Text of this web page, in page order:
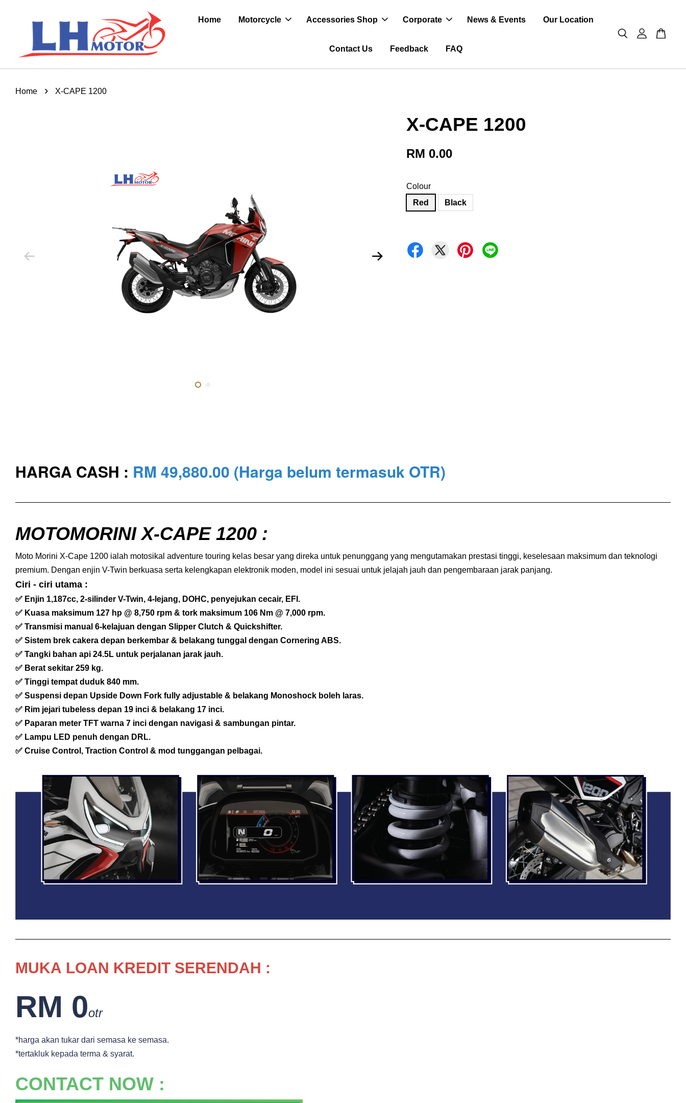
Home Motorcycle Accessories Shop Corporate News & Events Our Location
Contact Us Feedback FAQ
Home › X-CAPE 1200
X-CAPE 1200
RM 0.00
Colour
Red
Black
HARGA CASH : RM 49,880.00 (Harga belum termasuk OTR)
MOTOMORINI X-CAPE 1200 :
Moto Morini X-Cape 1200 ialah motosikal adventure touring kelas besar yang direka untuk penunggang yang mengutamakan prestasi tinggi, keselesaan maksimum dan teknologi
premium. Dengan enjin V-Twin berkuasa serta kelengkapan elektronik moden, model ini sesuai untuk jelajah jauh dan pengembaraan jarak panjang.
Ciri - ciri utama :
✅ Enjin 1,187cc, 2-silinder V-Twin, 4-lejang, DOHC, penyejukan cecair, EFI.
✅ Kuasa maksimum 127 hp @ 8,750 rpm & tork maksimum 106 Nm @ 7,000 rpm.
✅ Transmisi manual 6-kelajuan dengan Slipper Clutch & Quickshifter.
✅ Sistem brek cakera depan berkembar & belakang tunggal dengan Cornering ABS.
✅ Tangki bahan api 24.5L untuk perjalanan jarak jauh.
✅ Berat sekitar 259 kg.
✅ Tinggi tempat duduk 840 mm.
✅ Suspensi depan Upside Down Fork fully adjustable & belakang Monoshock boleh laras.
✅ Rim jejari tubeless depan 19 inci & belakang 17 inci.
✅ Paparan meter TFT warna 7 inci dengan navigasi & sambungan pintar.
✅ Lampu LED penuh dengan DRL.
✅ Cruise Control, Traction Control & mod tunggangan pelbagai.
MUKA LOAN KREDIT SERENDAH :
RM 0otr
*harga akan tukar dari semasa ke semasa.
*tertakluk kepada terma & syarat.
CONTACT NOW :